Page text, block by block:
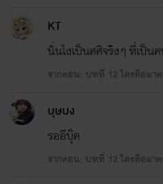
KT
นั่นไงเป็นศศิจริงๆ ที่เป็น
จากตอน: บทที่ 12 ใครคือฆา
บุษบง
รออีบุ๊ค
จากตอน: บทที่ 12 ใครคือฆา